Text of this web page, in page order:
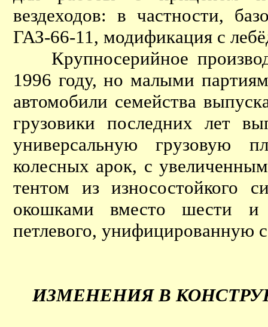
вездеходов: в частности,
ГАЗ-66-11, модификация с
Крупносерийное
1996 году, но малыми
автомобили семейства
грузовики последних лет
универсальную грузовую
колесных арок, с
тентом из износостойкого
окошками вместо шести и
петлевого, унифицированную
ИЗМЕНЕНИЯ В